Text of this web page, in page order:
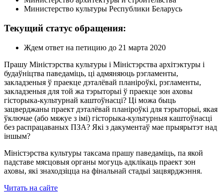
Министерство культуры Республики Беларусь
Текущий статус обращения:
Ждем ответ на петицию до 21 марта 2020
Прашу Міністэрства культуры і Міністэрства архітэктуры і
будаўніцтва паведаміць, ці адмяняюць рэгламенты,
закладзеныя ў праекце дэталёвай планіроўкі, рэгламенты,
закладзеныя для той жа тэрыторыі ў праекце зон аховы
гісторыка-культурнай каштоўнасці? Ці можа быць
зацверджаны праект дэталёвай планіроўкі для тэрыторыі, якая
ўключае (або мяжуе з імі) гісторыка-культурныя каштоўнасці
без распрацаваных ПЗА? Які з дакументаў мае прыярытэт над
іншым?
Міністэрства культуры таксама прашу паведаміць, па якой
падставе мясцовыя органы могуць адклікаць праект зон
аховы, які знаходзіцца на фінальнай стадыі зацвярджэння.
Читать на сайте